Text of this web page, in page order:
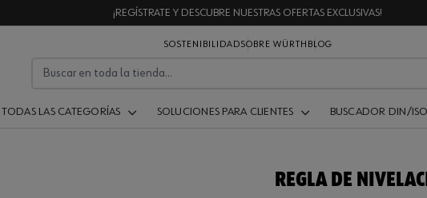
¡REGÍSTRATE Y DESCUBRE NUESTRAS OFERTAS EXCLUSIVAS!
SOSTENIBILIDADSOBRE WÜRTH BLOG
TODAS LAS CATEGORÍAS SOLUCIONES PARA CLIENTES BUSCADOR DIN/ISO
REGLA DE